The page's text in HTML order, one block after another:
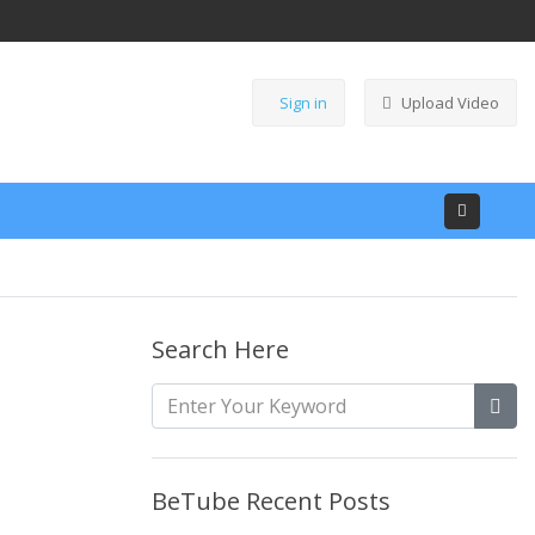
Sign in Upload Video
Search Here
BeTube Recent Posts